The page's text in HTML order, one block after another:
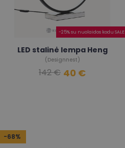
-25% su nuolaidos kodu SALE
LED stalinė lempa Heng
(Designnest)
142 € 40 €
-68%